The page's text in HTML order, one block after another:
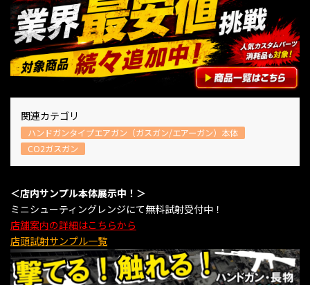
関連カテゴリ
ハンドガンタイプエアガン（ガスガン/エアーガン）本体
CO2ガスガン
＜店内サンプル本体展示中！＞
ミニシューティングレンジにて無料試射受付中！
店舗案内の詳細はこちらから
店頭試射サンプル一覧